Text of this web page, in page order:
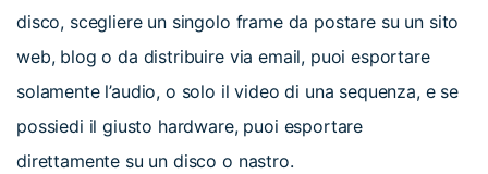
disco, scegliere un singolo frame da postare su un sito
web, blog o da distribuire via email, puoi esportare
solamente l’audio, o solo il video di una sequenza, e se
possiedi il giusto hardware, puoi esportare
direttamente su un disco o nastro.